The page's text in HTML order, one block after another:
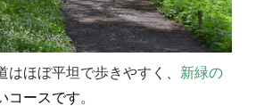
はほぼ平坦で歩きやすく、 新緑の
コースです